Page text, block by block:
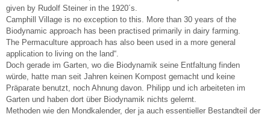
given by Rudolf Steiner in the 1920´s.
Camphill Village is no exception to this. More than 30 years of the
Biodynamic approach has been practised primarily in dairy farming.
The Permaculture approach has also been used in a more general
application to living on the land“.
Doch gerade im Garten, wo die Biodynamik seine Entfaltung finden
würde, hatte man seit Jahren keinen Kompost gemacht und keine
Präparate benutzt, noch Ahnung davon. Philipp und ich arbeiteten im
Garten und haben dort über Biodynamik nichts gelernt.
Methoden wie den Mondkalender, der ja auch essentieller Bestandteil der